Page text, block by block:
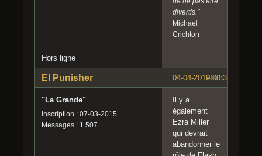
divertis."
Michael
Crichton
Hors ligne
#975
04-04-2019 00:36:51
El Punisher
"La Grande"
Inscription : 07-03-2015
Messages : 1 507
Il y a
également
Ezra Miller
qui devrait
abandonner le